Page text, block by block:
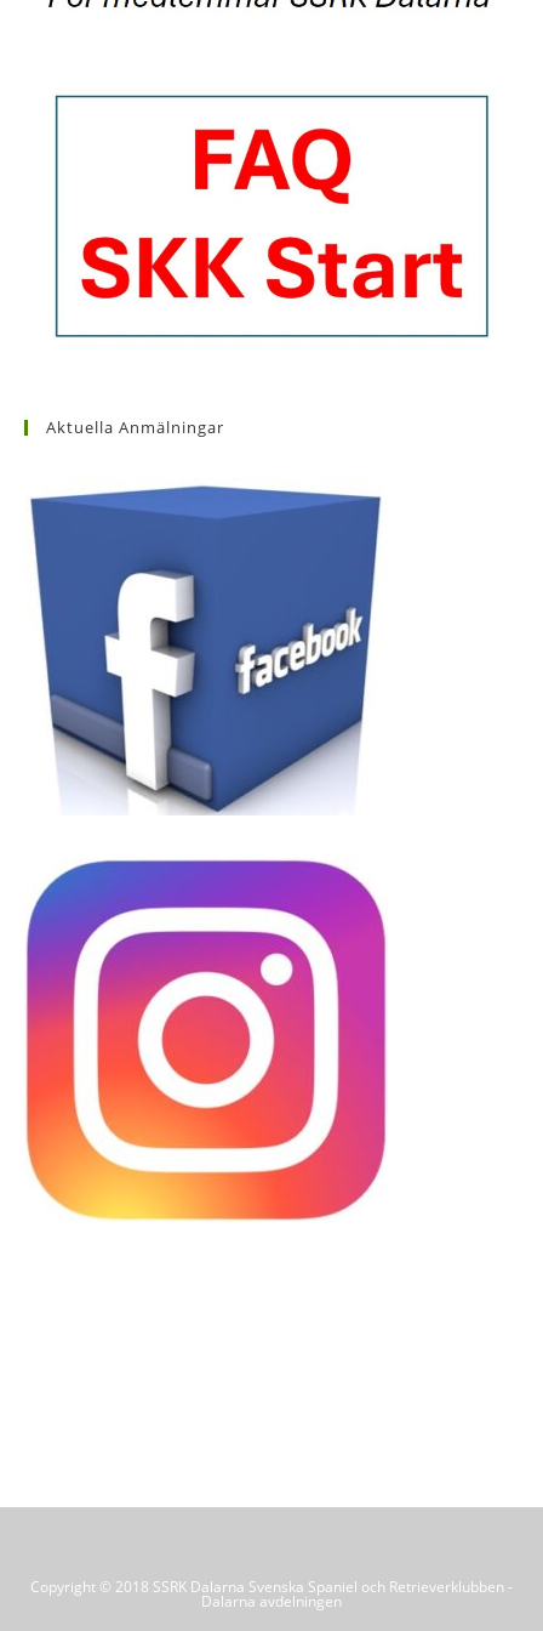
Aktuella Anmälningar
Copyright © 2018 SSRK Dalarna Svenska Spaniel och Retrieverklubben -
Dalarna avdelningen